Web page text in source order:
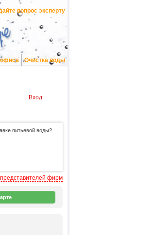
вопрос эксперту
Очистка воды
Вход
питьевой воды?
фирм